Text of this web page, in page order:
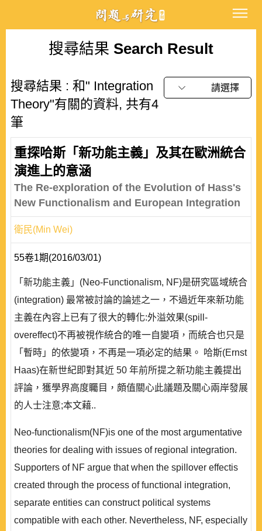
搜尋結果 Search Result
搜尋結果 : 和" Integration
Theory"有關的資料, 共有4
筆
請選擇
重探哈斯「新功能主義」及其在歐洲統合
演進上的意涵
The Re-exploration of the Evolution of Hass's
New Functionalism and European Integration
衛民(Min Wei)
55卷1期(2016/03/01)
「新功能主義」(Neo-Functionalism, NF)是研究區域統合
(integration) 最常被討論的論述之一，不過近年來新功能
主義在內容上已有了很大的轉化:外溢效果(spill-
overeffect)不再被視作統合的唯一自變項，而統合也只是
「暫時」的依變項，不再是一項必定的結果。 哈斯(Ernst
Haas)在新世紀即對其近 50 年前所提之新功能主義提出
評論，獲學界高度矚目，頗值關心此議題及關心兩岸發展
的人士注意;本文藉..
Neo-functionalism(NF)is one of the most argumentative
theories for dealing with issues of regional integration.
Supporters of NF argue that when the spillover effectis
created through the process of functional integration,
separate entities can construct political systems
compatible with each other. Nevertheless, NF, especially